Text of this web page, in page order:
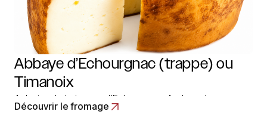
Abbaye d’Echourgnac (trappe) ou
Timanoix
Acheter de la trappe d’Echourgnac Androuet
maintenant Le fromage tient son nom de la localité
Découvrir le fromage